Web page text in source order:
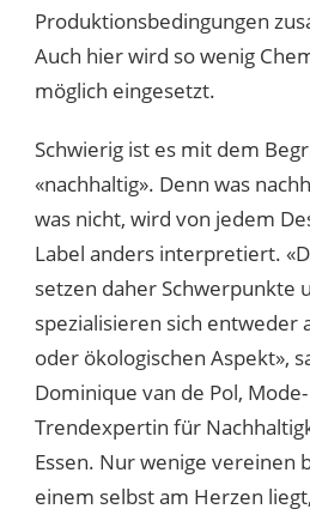
Produktionsbedingungen
Auch hier wird so wenig
möglich eingesetzt.
Schwierig ist es mit dem
«nachhaltig». Denn was
was nicht, wird von jedem
Label anders interpretiert.
setzen daher Schwerpunkte
spezialisieren sich entweder
oder ökologischen Aspekt»,
Dominique van de Pol,
Trendexpertin für
Essen. Nur wenige vereinen
einem selbst am Herzen